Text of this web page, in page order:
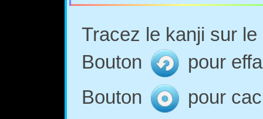
Tracez le kanji sur
Bouton
pour
Bouton
pour